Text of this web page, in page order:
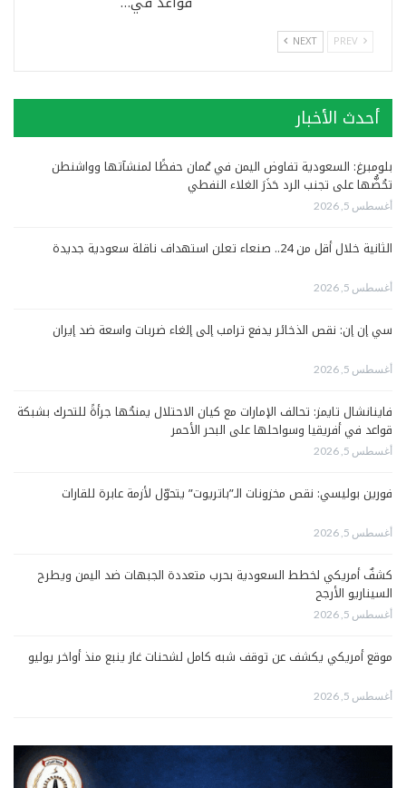
NEXT
أحدث الأخبار
بلومبرغ: السعودية تفاوض اليمن في عُمان حفظًا لمنشآتها وواشنطن
تحُضُّها على تجنب الرد حَذَرَ الغلاء النفطي
أغسطس 5, 2026
الثانية خلال أقل من 24.. صنعاء تعلن استهداف ناقلة سعودية جديدة
أغسطس 5, 2026
سي إن إن: نقص الذخائر يدفع ترامب إلى إلغاء ضربات واسعة ضد إيران
أغسطس 5, 2026
فاينانشال تايمز: تحالف الإمارات مع كيان الاحتلال يمنحُها جرأةً للتحرك بشبكة
قواعد في أفريقيا وسواحلها على البحر الأحمر
أغسطس 5, 2026
فورين بوليسي: نقص مخزونات الـ”باتريوت” يتحوّل لأزمة عابرة للقارات
أغسطس 5, 2026
كشفٌ أمريكي لخطط السعودية بحرب متعددة الجبهات ضد اليمن ويطرح
السيناريو الأرجح
أغسطس 5, 2026
موقع أمريكي يكشف عن توقف شبه كامل لشحنات غاز ينبع منذ أواخر يوليو
أغسطس 5, 2026